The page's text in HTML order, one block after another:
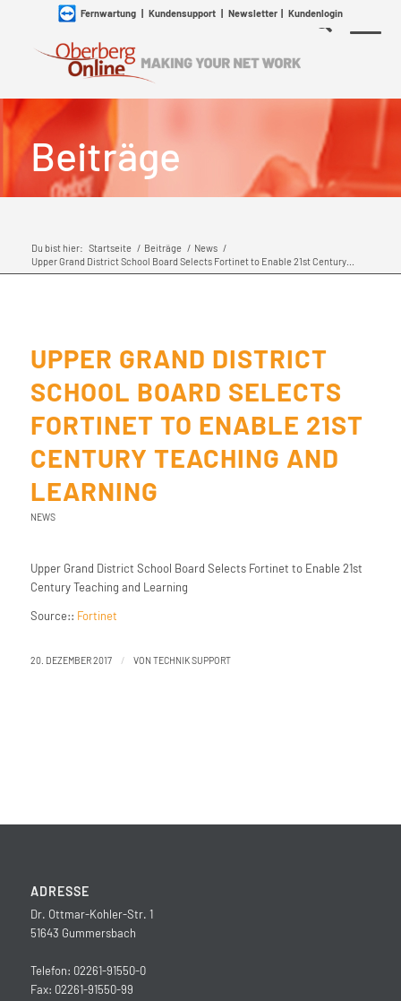
Fernwartung| Kundensupport| Newsletter| Kundenlogin
Beiträge
Du bist hier: Startseite / Beiträge / News /
Upper Grand District School Board Selects Fortinet to Enable 21st Century...
UPPER GRAND DISTRICT
SCHOOL BOARD SELECTS
FORTINET TO ENABLE 21ST
CENTURY TEACHING AND
LEARNING
NEWS
Upper Grand District School Board Selects Fortinet to Enable 21st
Century Teaching and Learning
Source:: Fortinet
20. DEZEMBER 2017 / VON TECHNIK SUPPORT
ADRESSE
Dr. Ottmar-Kohler-Str. 1
51643 Gummersbach
Telefon: 02261-91550-0
Fax: 02261-91550-99